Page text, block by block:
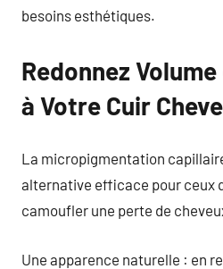
besoins esthétiques.
Redonnez
à Votre Cuir
La micropigmentation
alternative efficace pour ceux
camoufler une perte de
Une apparence naturelle : en